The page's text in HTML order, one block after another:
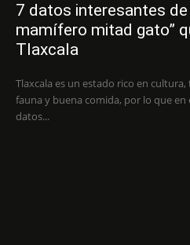
7 datos interesantes de
mamífero mitad gato”
Tlaxcala
Tlaxcala es un estado rico en
fauna y buena comida, por lo que
datos...